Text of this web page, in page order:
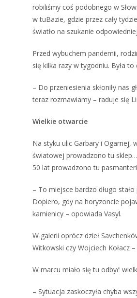
robiliśmy coś podobnego w
w tuBazie, gdzie przez cały
światło na szukanie
Przed wybuchem pandemii,
się kilka razy w tygodniu. Była
– Do przeniesienia skłoniły nas
teraz rozmawiamy – raduje się
Wielkie otwarcie
Na styku ulic Garbary i Ogarnej,
światowej prowadzono tu
50 lat prowadzono tu
– To miejsce bardzo długo
Dopiero, gdy na horyzoncie
kamienicy – opowiada Vasyl.
W galerii oprócz dzieł
Witkowski czy Wojciech Kołacz
W marcu miało się tu odbyć
– Sytuacja zaskoczyła chyba